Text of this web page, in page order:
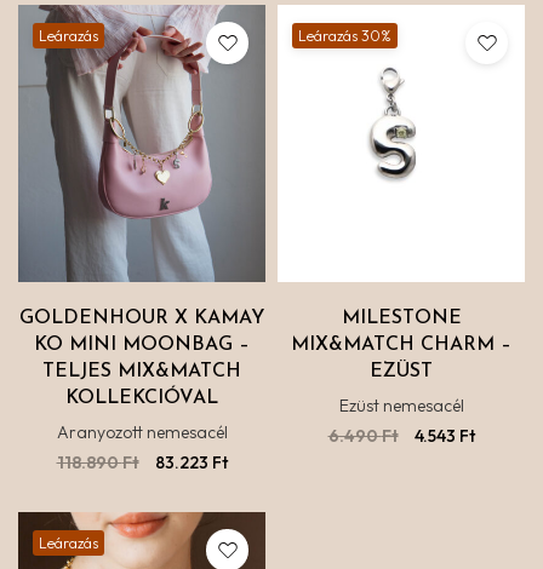
Leárazás
GOLDENHOUR X KAMAY
KO MINI MOONBAG –
TELJES MIX&MATCH
KOLLEKCIÓVAL
Aranyozott nemesacél
118.890Ft 83.223 Ft
Leárazás 30%
MILESTONE
MIX&MATCH CHARM –
EZÜST
Ezüst nemesacél
6.490Ft 4.543 Ft
Leárazás